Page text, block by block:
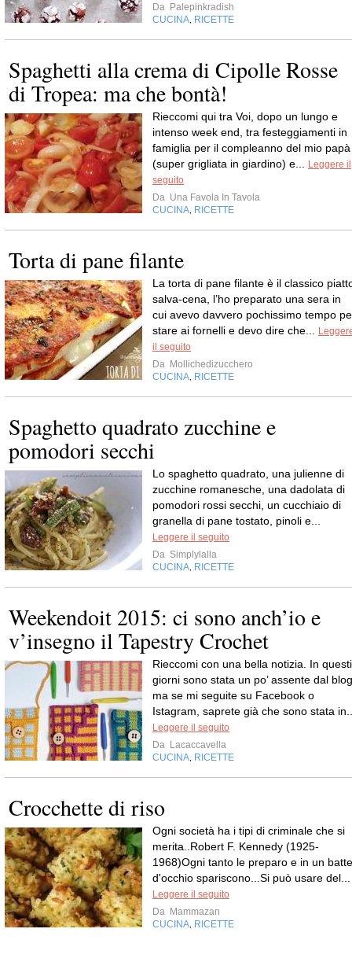
Da Palepinkradish
CUCINA RICETTE
Spaghetti alla crema di Cipolle Rosse
di Tropea: ma che bontà!
Rieccomi qui tra Voi, dopo un lungo e
intenso week end, tra festeggiamenti in
famiglia per il compleanno del mio papà
(super grigliata in giardino) e...
Leggere il
seguito
Da Una Favola In Tavola
CUCINA RICETTE
Torta di pane filante
La torta di pane filante è il classico
salva-cena, l’ho preparato una sera in
cui avevo davvero pochissimo tempo
stare ai fornelli e devo dire che...
il seguito
Da Mollichedizucchero
CUCINA RICETTE
Spaghetto quadrato zucchine e
pomodori secchi
Lo spaghetto quadrato, una julienne di
zucchine romanesche, una dadolata di
pomodori rossi secchi, un cucchiaio di
granella di pane tostato, pinoli e...
Leggere il seguito
Da Simplylalla
CUCINA RICETTE
Weekendoit 2015: ci sono anch’io e
v’insegno il Tapestry Crochet
Rieccomi con una bella notizia. In questi
giorni sono stata un po’ assente dal
ma se mi seguite su Facebook o
Istagram, saprete già che sono stata
Leggere il seguito
Da Lacaccavella
CUCINA RICETTE
Crocchette di riso
Ogni società ha i tipi di criminale che si
merita..Robert F. Kennedy (1925-
1968)Ogni tanto le preparo e in un
d'occhio spariscono...Si può usare del...
Leggere il seguito
Da Mammazan
CUCINA RICETTE